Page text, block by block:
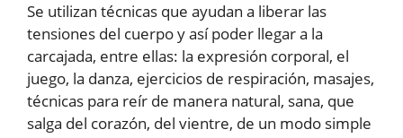
Se utilizan técnicas que ayudan a liberar las
tensiones del cuerpo y así poder llegar a la
carcajada, entre ellas: la expresión corporal, el
juego, la danza, ejercicios de respiración, masajes,
técnicas para reír de manera natural, sana, que
salga del corazón, del vientre, de un modo simple